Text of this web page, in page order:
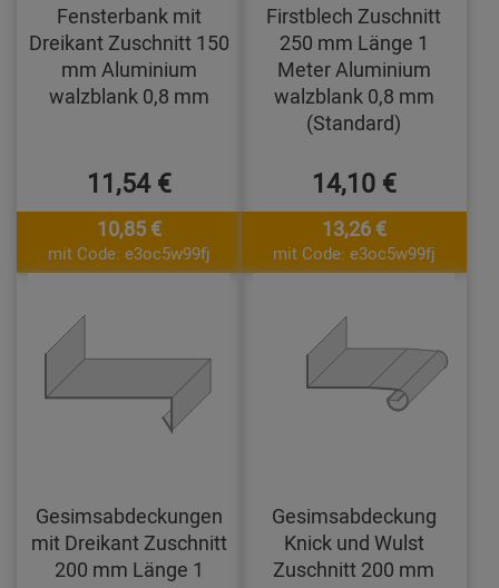
Fensterbank mit
Dreikant Zuschnitt 150
mm Aluminium
walzblank 0,8 mm
11,54 €
10,85 €
mit Code: e3oc5w99fj
Firstblech Zuschnitt
250 mm Länge 1
Meter Aluminium
walzblank 0,8 mm
(Standard)
14,10 €
13,26 €
mit Code: e3oc5w99fj
Gesimsabdeckungen
mit Dreikant Zuschnitt
200 mm Länge 1
Gesimsabdeckung
Knick und Wulst
Zuschnitt 200 mm